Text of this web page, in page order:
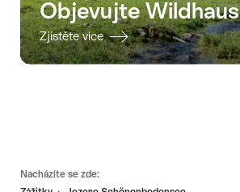
Objevujte Wildhaus
Zjistěte více
Nacházíte se zde: